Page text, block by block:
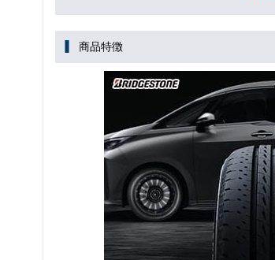
商品特徴